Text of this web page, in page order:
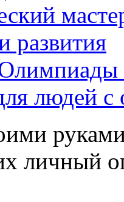
людей
личный